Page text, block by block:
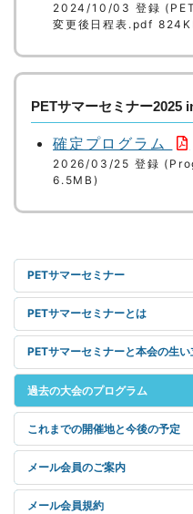
2024/10/03 登録 (PET
変更後日程表.pdf
PETサマーセミナー2025
確定プログラム
2026/03/25 登録
6.5MB)
PETサマーセミナー
PETサマーセミナーとは
PETサマーセミナーと本会の生い
過去の大会のプログラム
これまでの開催地と今後の予定
メール会員のご案内
メール会員規約